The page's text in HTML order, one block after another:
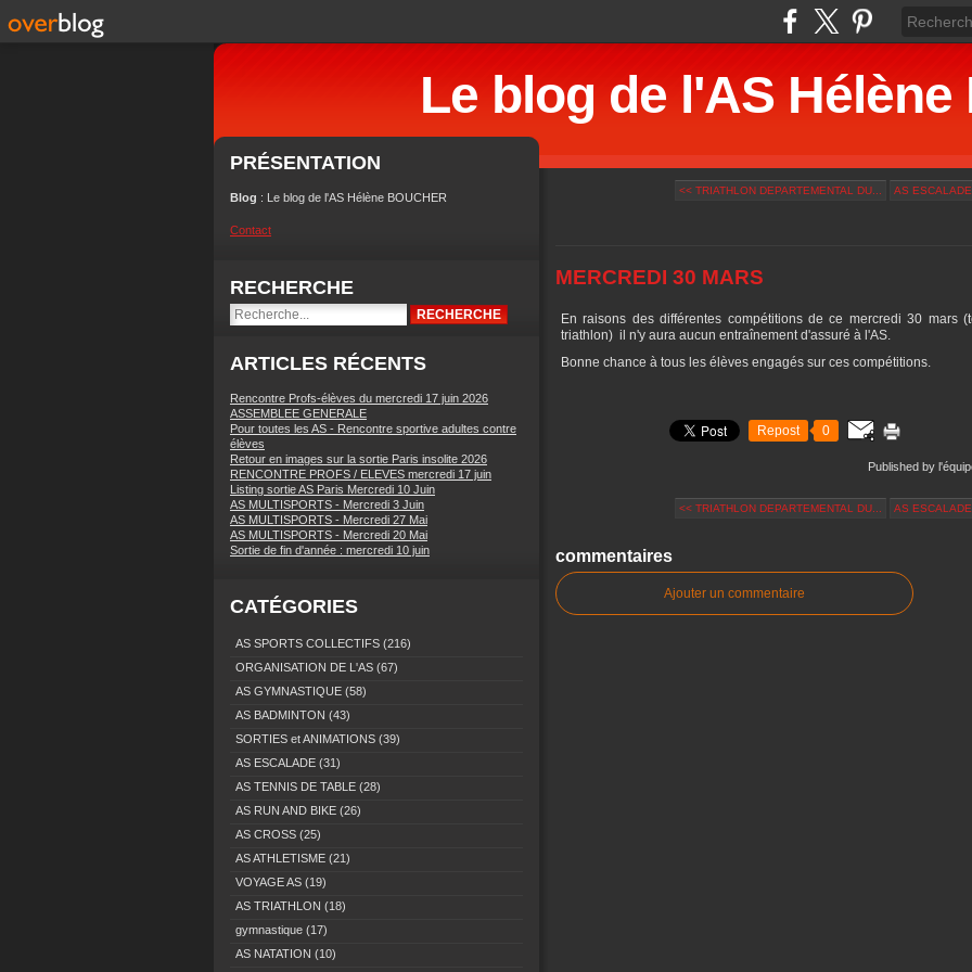
Le blog de l'AS Hélène
PRÉSENTATION
Blog : Le blog de l'AS Hélène BOUCHER
Contact
RECHERCHE
ARTICLES RÉCENTS
Rencontre Profs-élèves du mercredi 17 juin 2026
ASSEMBLEE GENERALE
Pour toutes les AS - Rencontre sportive adultes contre
élèves
Retour en images sur la sortie Paris insolite 2026
RENCONTRE PROFS / ELEVES mercredi 17 juin
Listing sortie AS Paris Mercredi 10 Juin
AS MULTISPORTS - Mercredi 3 Juin
AS MULTISPORTS - Mercredi 27 Mai
AS MULTISPORTS - Mercredi 20 Mai
Sortie de fin d'année : mercredi 10 juin
CATÉGORIES
AS SPORTS COLLECTIFS (216)
ORGANISATION DE L'AS (67)
AS GYMNASTIQUE (58)
AS BADMINTON (43)
SORTIES et ANIMATIONS (39)
AS ESCALADE (31)
AS TENNIS DE TABLE (28)
AS RUN AND BIKE (26)
AS CROSS (25)
AS ATHLETISME (21)
VOYAGE AS (19)
AS TRIATHLON (18)
gymnastique (17)
AS NATATION (10)
<< TRIATHLON DEPARTEMENTAL DU... AS
MERCREDI 30 MARS
En raisons des différentes compétitions de ce mercredi 30 mars
triathlon) il n'y aura aucun entraînement d'assuré à l'AS.
Bonne chance à tous les élèves engagés sur ces compétitions.
Repost 0
Published by
<< TRIATHLON DEPARTEMENTAL DU... AS
commentaires
Ajouter un commentaire